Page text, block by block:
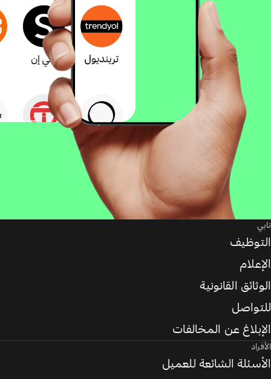
تابي
التوظيف
الإعلام
الوثائق القانونية
للتواصل
الإبلاغ عن المخالفات
الأفراد
الأسئلة الشائعة للعميل